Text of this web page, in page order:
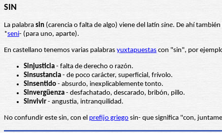
SIN
La palabra sin (carencia o falta de algo) viene del latín sine. De ahí
*seni- (para uno, aparte).
En castellano tenemos varias palabras yuxtapuestas con "sin", por
Sinjusticia - falta de derecho o razón.
Sinsustancia - de poco carácter, superficial, frívolo.
Sinsentido - absurdo, inexplicablemente tonto.
Sinvergüenza - desfachatado, descarado, bribón, pillo.
Sinvivir - angustia, intranquilidad.
No confundir este sin, con el prefijo griego sin- que significa "con,